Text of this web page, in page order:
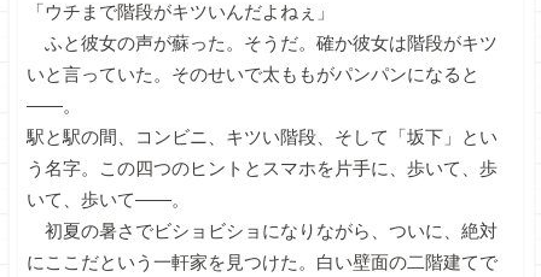
「ウチまで階段がキツいんだよねぇ」
ふと彼女の声が蘇った。そうだ。確か彼女は階段がキツ
いと言っていた。そのせいで太ももがパンパンになると
――。
駅と駅の間、コンビニ、キツい階段、そして「坂下」とい
う名字。この四つのヒントとスマホを片手に、歩いて、歩
いて、歩いて――。
初夏の暑さでビショビショになりながら、ついに、絶対
にここだという一軒家を見つけた。白い壁面の二階建てで